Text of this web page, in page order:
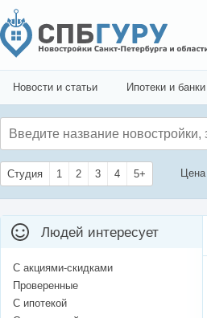
Новости и статьи Ипотеки и банки
Студия 1 2 3 4 5+ Цена
Людей интересует
С акциями-скидками
Проверенные
С ипотекой